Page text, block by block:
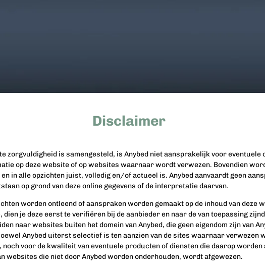
Disclaimer
zorgvuldigheid is samengesteld, is Anybed niet aansprakelijk voor eventuele
op deze website of op websites waarnaar wordt verwezen. Bovendien
in alle opzichten juist, volledig en/of actueel is. Anybed aanvaardt geen
op grond van deze online gegevens of de interpretatie daarvan.
worden ontleend of aanspraken worden gemaakt op de inhoud van deze
dien je deze eerst te verifiëren bij de aanbieder en naar de van toepassing
naar websites buiten het domein van Anybed, die geen eigendom zijn van
Anybed uiterst selectief is ten aanzien van de sites waarnaar verwezen
voor de kwaliteit van eventuele producten of diensten die daarop worden
websites die niet door Anybed worden onderhouden, wordt afgewezen.